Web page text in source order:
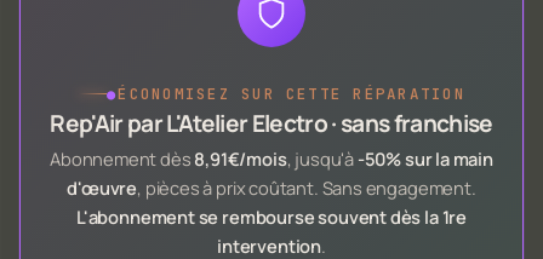
●ÉCONOMISEZ SUR CETTE RÉPARATION
Rep'Air par L'Atelier Electro · sans franchise
Abonnement dès 8,91€/mois, jusqu'à -50% sur la main
d'œuvre, pièces à prix coûtant. Sans engagement.
L'abonnement se rembourse souvent dès la 1re
intervention.